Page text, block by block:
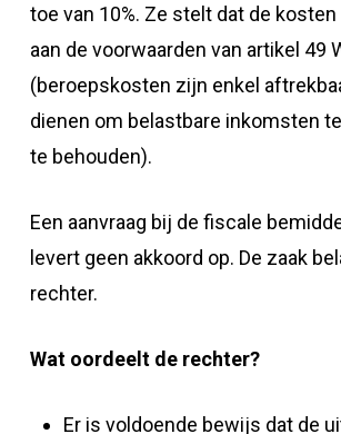
toe van 10%. Ze stelt dat de
aan de voorwaarden van artikel 49
(beroepskosten zijn enkel
dienen om belastbare inkomsten
te behouden).
Een aanvraag bij de fiscale
levert geen akkoord op. De zaak
rechter.
Wat oordeelt de rechter?
Er is voldoende bewijs dat de